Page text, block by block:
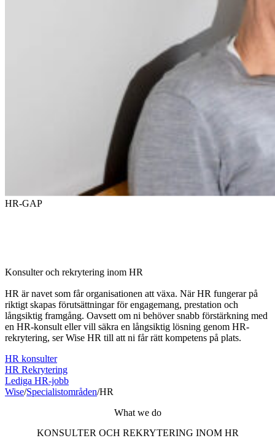
HR-GAP
Konsulter och rekrytering inom HR
HR är navet som får organisationen att växa. När HR fungerar på
riktigt skapas förutsättningar för engagemang, prestation och
långsiktig framgång. Oavsett om ni behöver snabb förstärkning med
en HR-konsult eller vill säkra en långsiktig lösning genom HR-
rekrytering, ser Wise HR till att ni får rätt kompetens på plats.
HR konsulter
HR Rekrytering
Lediga HR-jobb
Wise/Specialistområden/HR
What we do
KONSULTER OCH REKRYTERING INOM HR